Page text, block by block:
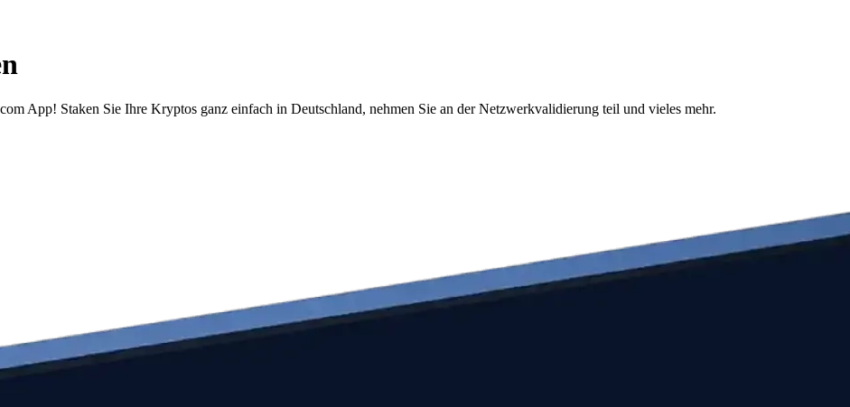
App! Staken Sie Ihre Kryptos ganz einfach in Deutschland, nehmen Sie an der Netzwerkvalidierung teil und vieles mehr.